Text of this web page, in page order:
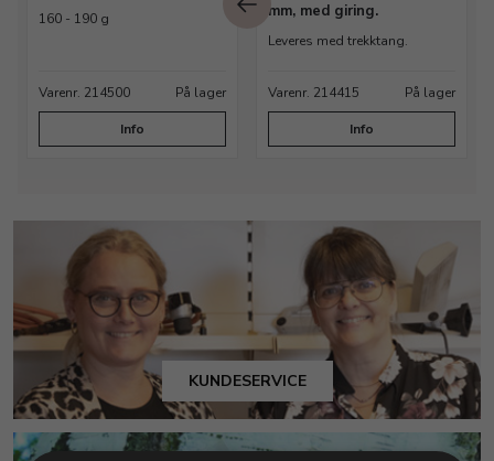
160 - 190 g
Varenr. 214500 På lager
Info
mm, med giring.
Leveres med trekktang.
Varenr. 214415 På lager
Info
KUNDESERVICE